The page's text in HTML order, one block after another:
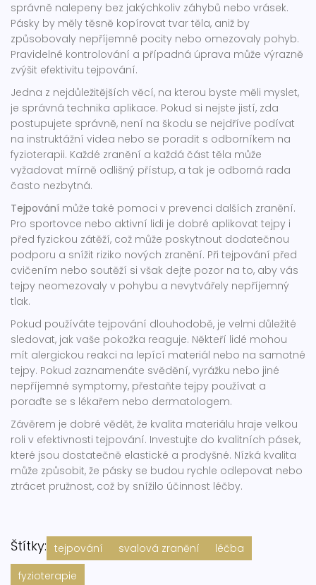
správně nalepeny bez jakýchkoliv záhybů nebo vrásek.
Pásky by měly těsně kopírovat tvar těla, aniž by
způsobovaly nepříjemné pocity nebo omezovaly pohyb.
Pravidelné kontrolování a případná úprava může výrazně
zvýšit efektivitu tejpování.
Jedna z nejdůležitějších věcí, na kterou byste měli myslet,
je správná technika aplikace. Pokud si nejste jistí, zda
postupujete správně, není na škodu se nejdříve podívat
na instruktážní videa nebo se poradit s odborníkem na
fyzioterapii. Každé zranění a každá část těla může
vyžadovat mírně odlišný přístup, a tak je odborná rada
často nezbytná.
Tejpování může také pomoci v prevenci dalších zranění.
Pro sportovce nebo aktivní lidi je dobré aplikovat tejpy i
před fyzickou zátěží, což může poskytnout dodatečnou
podporu a snížit riziko nových zranění. Při tejpování před
cvičením nebo soutěží si však dejte pozor na to, aby vás
tejpy neomezovaly v pohybu a nevytvářely nepříjemný
tlak.
Pokud používáte tejpování dlouhodobě, je velmi důležité
sledovat, jak vaše pokožka reaguje. Někteří lidé mohou
mít alergickou reakci na lepící materiál nebo na samotné
tejpy. Pokud zaznamenáte svědění, vyrážku nebo jiné
nepříjemné symptomy, přestaňte tejpy používat a
poraďte se s lékařem nebo dermatologem.
Závěrem je dobré vědět, že kvalita materiálu hraje velkou
roli v efektivnosti tejpování. Investujte do kvalitních pásek,
které jsou dostatečně elastické a prodyšné. Nízká kvalita
může způsobit, že pásky se budou rychle odlepovat nebo
ztrácet pružnost, což by snížilo účinnost léčby.
Štítky: tejpování svalová zranění
léčba
fyzioterapie